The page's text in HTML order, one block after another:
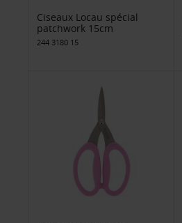
Ciseaux Locau spécial
patchwork 15cm
244 3180 15